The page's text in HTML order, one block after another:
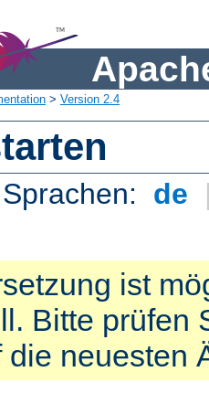
> Version 2.4
de
ist
Bitte prüfen
die neuesten